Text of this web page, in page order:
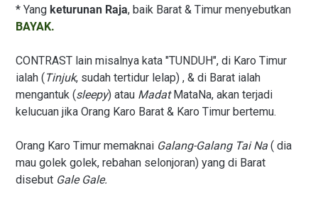
* Yang keturunan Raja, baik Barat & Timur menyebutkan
BAYAK.
CONTRAST lain misalnya kata "TUNDUH", di Karo Timur
ialah (Tinjuk, sudah tertidur lelap) , & di Barat ialah
mengantuk (sleepy) atau MadatMataNa, akan terjadi
kelucuan jika Orang Karo Barat & Karo Timur bertemu.
Orang Karo Timur memaknai Galang-Galang Tai Na ( dia
mau golek golek, rebahan selonjoran) yang di Barat
disebut Gale Gale.